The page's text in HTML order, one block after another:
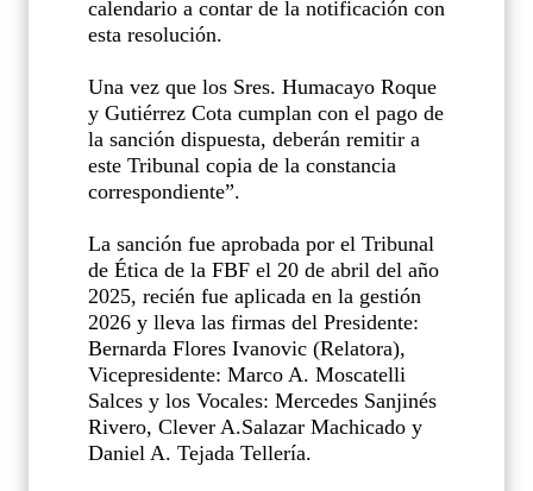
calendario a contar de la notificación con
esta resolución.
Una vez que los Sres. Humacayo Roque
y Gutiérrez Cota cumplan con el pago de
la sanción dispuesta, deberán remitir a
este Tribunal copia de la constancia
correspondiente”.
La sanción fue aprobada por el Tribunal
de Ética de la FBF el 20 de abril del año
2025, recién fue aplicada en la gestión
2026 y lleva las firmas del Presidente:
Bernarda Flores Ivanovic (Relatora),
Vicepresidente: Marco A. Moscatelli
Salces y los Vocales: Mercedes Sanjinés
Rivero, Clever A.Salazar Machicado y
Daniel A. Tejada Tellería.